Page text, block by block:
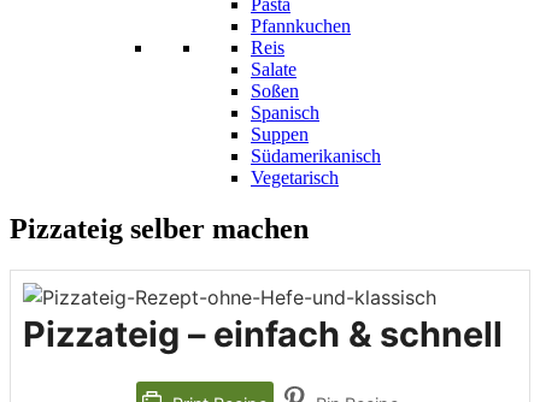
Pasta
Pfannkuchen
Reis
Salate
Soßen
Spanisch
Suppen
Südamerikanisch
Vegetarisch
Pizzateig selber machen
Pizzateig – einfach & schnell